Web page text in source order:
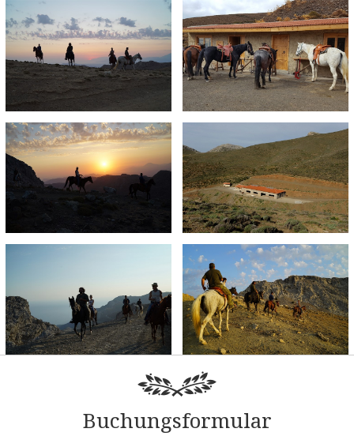
Buchungsformular